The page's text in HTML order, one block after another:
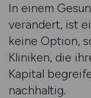
In einem
verändert, ist
keine Option,
Kliniken, die
Kapital
nachhaltig.